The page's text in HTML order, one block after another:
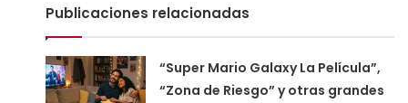
Publicaciones relacionadas
“Super Mario Galaxy La Película”,
“Zona de Riesgo” y otras grandes